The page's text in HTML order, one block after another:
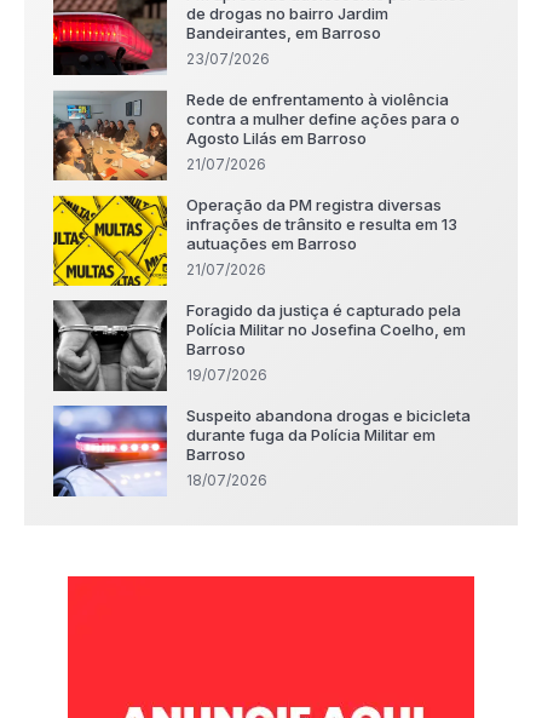
de drogas no bairro Jardim
Bandeirantes, em Barroso
23/07/2026
Rede de enfrentamento à violência
contra a mulher define ações para o
Agosto Lilás em Barroso
21/07/2026
Operação da PM registra diversas
infrações de trânsito e resulta em 13
autuações em Barroso
21/07/2026
Foragido da justiça é capturado pela
Polícia Militar no Josefina Coelho, em
Barroso
19/07/2026
Suspeito abandona drogas e bicicleta
durante fuga da Polícia Militar em
Barroso
18/07/2026